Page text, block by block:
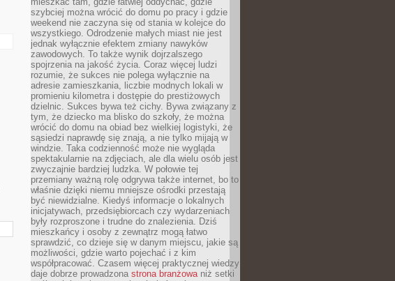
szybciej można wrócić do domu po pracy i gdzie
weekend nie zaczyna się od stania w kolejce do
wszystkiego. Odrodzenie małych miast nie jest
jednak wyłącznie efektem zmiany nawyków
zawodowych. To także wynik dojrzalszego
spojrzenia na jakość życia. Coraz więcej ludzi
rozumie, że sukces nie polega wyłącznie na
adresie zamieszkania, liczbie modnych lokali w
promieniu kilometra i dostępie do prestiżowych
dzielnic. Sukces bywa też cichy. Bywa związany z
tym, że dziecko ma blisko do szkoły, że można
wrócić do domu na obiad bez wielkiej logistyki, że
sąsiedzi naprawdę się znają, a nie tylko mijają w
windzie. Taka codzienność może nie wygląda
spektakularnie na zdjęciach, ale dla wielu osób jest
zwyczajnie bardziej ludzka. W połowie tej
przemiany ważną rolę odgrywa także internet, bo to
właśnie dzięki niemu mniejsze ośrodki przestają
być niewidzialne. Kiedyś informacje o lokalnych
inicjatywach, przedsiębiorcach czy wydarzeniach
były rozproszone i trudne do znalezienia. Dziś
mieszkańcy i osoby z zewnątrz mogą łatwo
sprawdzić, co dzieje się w danym miejscu, jakie są
możliwości, gdzie warto pojechać i z kim
współpracować. Czasem więcej praktycznej wiedzy
daje dobrze prowadzona strona branżowaniż setki